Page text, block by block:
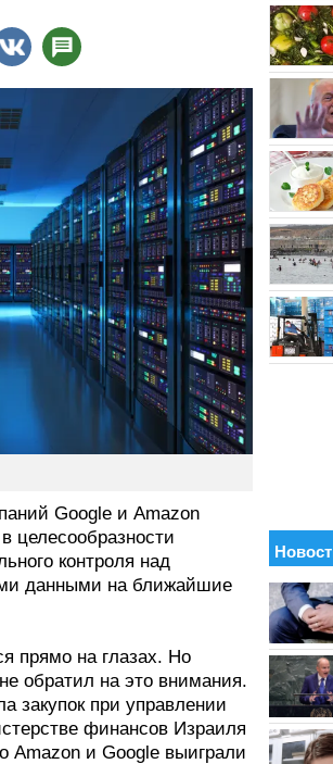
Google и Amazon
целесообразности
контроля над
данными на ближайшие
прямо на глазах. Но
обратил на это внимания.
закупок при управлении
финансов Израиля
Amazon и Google выиграли